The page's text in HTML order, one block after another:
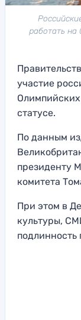
работать
участие
статусе.
По данным
президенту
комитета
При этом в
культуры,
подлинность